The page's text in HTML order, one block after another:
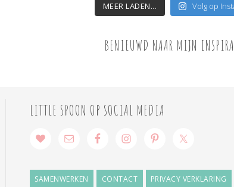
MEER LADEN... Volg op
BENIEUWD NAAR MIJN
LITTLE SPOON OP SOCIAL MEDIA
SAMENWERKEN CONTACT PRIVACY VERKLARING